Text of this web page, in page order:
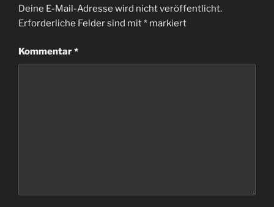
Deine E-Mail-Adresse wird nicht veröffentlicht.
Erforderliche Felder sind mit* markiert
Kommentar*